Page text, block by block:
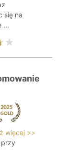
się na
...
więcej >>
przy